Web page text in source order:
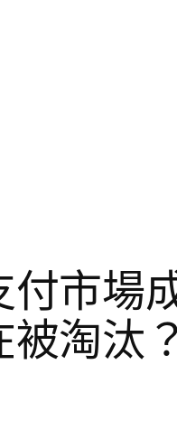
付市場
淘汰？